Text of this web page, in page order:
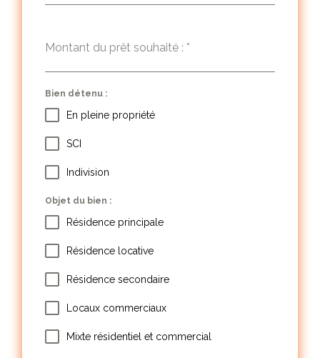
Montant du prêt souhaité : *
Bien détenu :
En pleine propriété
SCI
Indivision
Objet du bien :
Résidence principale
Résidence locative
Résidence secondaire
Locaux commerciaux
Mixte résidentiel et commercial